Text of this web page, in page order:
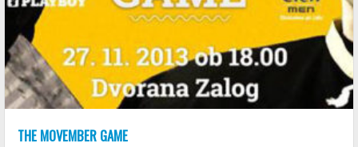
THE MOVEMBER GAME